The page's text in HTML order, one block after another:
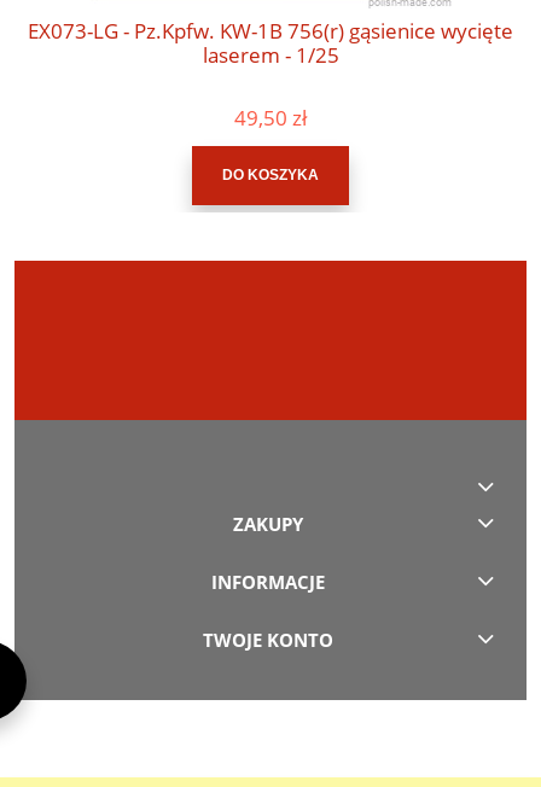
EX073-LG - Pz.Kpfw. KW-1B 756(r) gąsienice wycięte
laserem - 1/25
49,50 zł
DO KOSZYKA
ZAKUPY
INFORMACJE
TWOJE KONTO